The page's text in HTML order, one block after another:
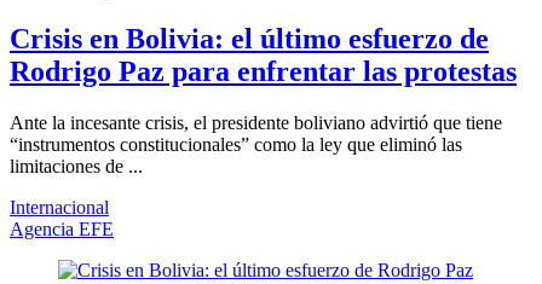
Crisis en Bolivia: el último esfuerzo de
Rodrigo Paz para enfrentar las protestas
Ante la incesante crisis, el presidente boliviano advirtió que tiene
“instrumentos constitucionales” como la ley que eliminó las
limitaciones de ...
Internacional
Agencia EFE